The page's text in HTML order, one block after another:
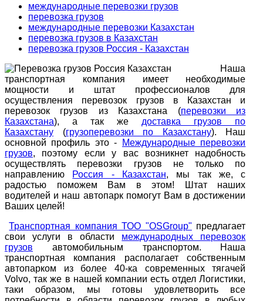
международные перевозки грузов
перевозка грузов
международные перевозки Казахстан
перевозка грузов в Казахстан
перевозка грузов Россия - Казахстан
Наша
транспортная компания имеет необходимые
мощности и штат профессионалов для
осуществления перевозок грузов в Казахстан и
перевозок грузов из Казахстана (перевозки из
Казахстана), а так же доставка грузов по
Казахстану (грузоперевозки по Казахстану). Наш
основной профиль это -
Международные перевозки
грузов, поэтому если у вас возникнет надобность
осуществлять перевозки грузов не только по
направлению Россия - Казахстан, мы так же, с
радостью поможем Вам в этом! Штат наших
водителей и наш автопарк помогут Вам в достижении
Ваших целей!
Транспортная компания ТОО "OSGroup" предлагает
свои услуги в области международных перевозок
грузов автомобильным транспортом. Наша
транспортная компания располагает собственным
автопарком из более 40-ка современных тягачей
Volvo, так же в нашей компании есть отдел Логистики,
таки образом, мы готовы удовлетворить все